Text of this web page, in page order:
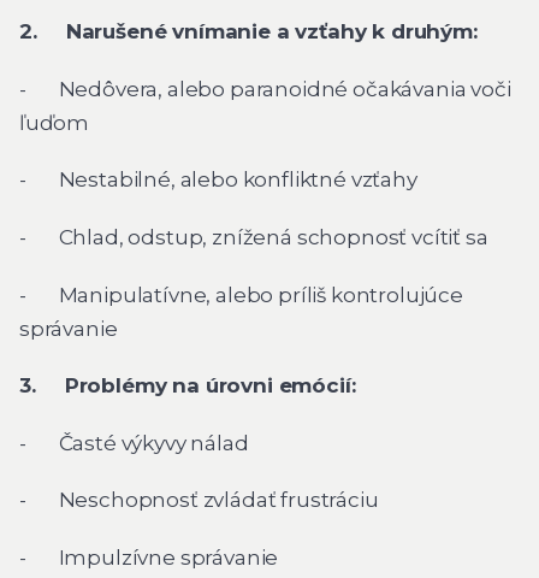
2. Narušené vnímanie a vzťahy k druhým:
- Nedôvera, alebo paranoidné očakávania voči
ľuďom
- Nestabilné, alebo konfliktné vzťahy
- Chlad, odstup, znížená schopnosť vcítiť sa
- Manipulatívne, alebo príliš kontrolujúce
správanie
3. Problémy na úrovni emócií:
- Časté výkyvy nálad
- Neschopnosť zvládať frustráciu
- Impulzívne správanie